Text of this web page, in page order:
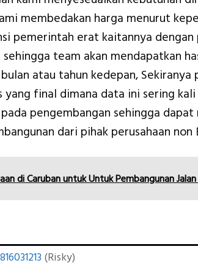
membedakan harga menurut
pemerintah erat kaitannya dengan
team akan mendapatkan
atau tahun kedepan, Sekiranya
final dimana data ini sering
pengembangan sehingga dapat
dari pihak perusahaan non
di Caruban untuk Untuk Pembangunan
(Risky)